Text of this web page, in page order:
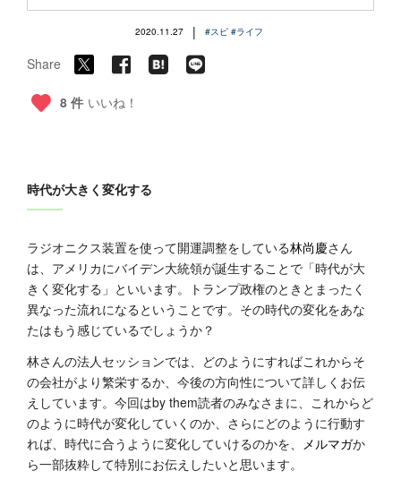
2020.11.27 | #スピ #ライフ
Share
8 件 いいね！
時代が大きく変化する
ラジオニクス装置を使って開運調整をしている林尚慶さん
は、アメリカにバイデン大統領が誕生することで「時代が大
きく変化する」といいます。トランプ政権のときとまったく
異なった流れになるということです。その時代の変化をあな
たはもう感じているでしょうか？
林さんの法人セッションでは、どのようにすればこれからそ
の会社がより繁栄するか、今後の方向性について詳しくお伝
えしています。今回はby them読者のみなさまに、これからど
のように時代が変化していくのか、さらにどのように行動す
れば、時代に合うように変化していけるのかを、 メルマガか
ら一部抜粋して特別にお伝えしたいと思います。